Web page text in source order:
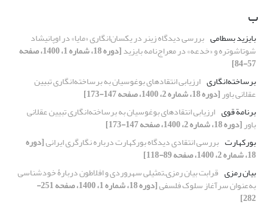
ب
بایزید بسطامی بررسی دیدگاه زینر در یکسان‌انگاری «مایا» در اوپانیشاد
شوتاشوتره و «خدعه» در معراج‌نامه بایزید [دوره 18، شماره 1، 1400، صفحه
57-84]
برساخته‌انگاری ارزیابی انتقادهای بوغوسیان به برساخته‌انگاری تبیین
عقلانی باور[دوره 18، شماره 2، 1400، صفحه 147-173]
برنامة قوی ارزیابی انتقادهای بوغوسیان به برساخته‌انگاری تبیین عقلانی
باور[دوره 18، شماره 2، 1400، صفحه 147-173]
بورکهارت بررسی انتقادی دیدگاه بورکهارت درباره نگارگری ایرانی[دوره
18، شماره 2، 1400، صفحه 89-118]
بیان رمزی قرابت بیان رمزی‌ـ‌تمثیلی سهروردی و افلاطون دربارۀ خودشناسی
به‌عنوان سرآغاز سلوک فلسفی [دوره 18، شماره 1، 1400، صفحه 251-
282]